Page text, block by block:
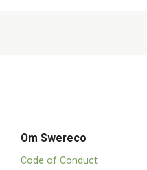
Om Swereco
Code of Conduct